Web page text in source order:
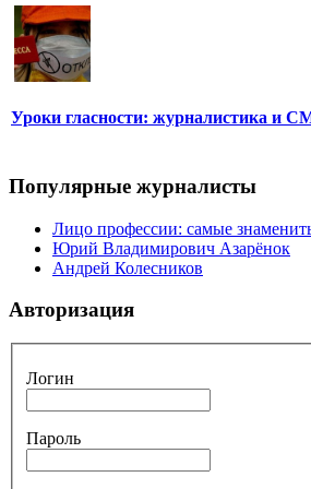
Уроки гласности: журналистика и
Популярные журналисты
Лицо профессии: самые
Юрий Владимирович Азарёнок
Андрей Колесников
Авторизация
Логин
Пароль